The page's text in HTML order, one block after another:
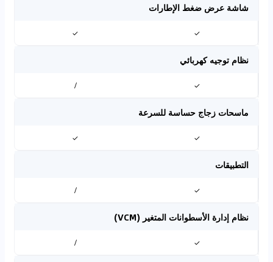
شاشة عرض ضغط الإطارات
✓
✓
نظام توجيه كهربائي
✓
/
ماسحات زجاج حساسة للسرعة
✓
✓
التطبيقات
✓
/
نظام إدارة الأسطوانات المتغير (VCM)
✓
/